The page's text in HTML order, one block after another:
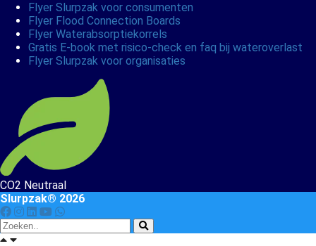
Flyer Slurpzak voor consumenten
Flyer Flood Connection Boards
Flyer Waterabsorptiekorrels
Gratis E-book met risico-check en faq bij wateroverlast
Flyer Slurpzak voor organisaties
CO2 Neutraal
Slurpzak® 2026